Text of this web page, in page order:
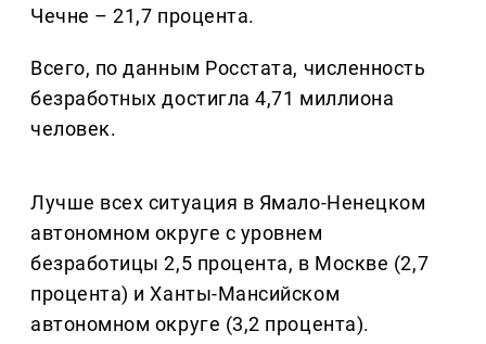
Чечне – 21,7 процента.
Всего, по данным Росстата, численность
безработных достигла 4,71 миллиона
человек.
Лучше всех ситуация в Ямало-Ненецком
автономном округе с уровнем
безработицы 2,5 процента, в Москве (2,7
процента) и Ханты-Мансийском
автономном округе (3,2 процента).